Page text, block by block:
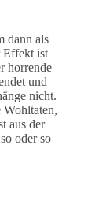
dann als
Effekt ist
horrende
und
nicht.
Wohltaten,
aus der
oder so